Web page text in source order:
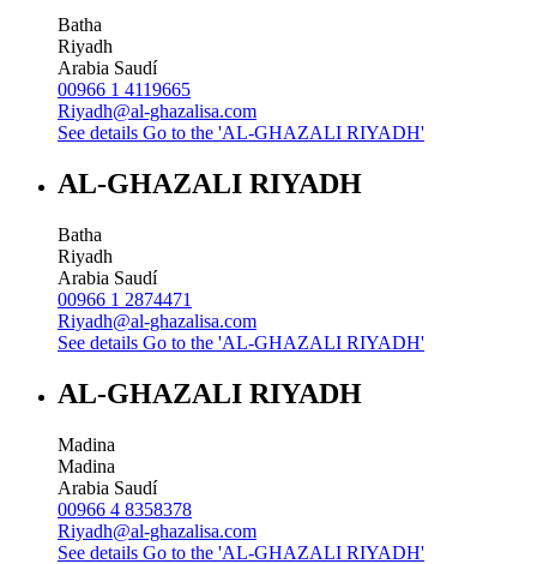
Batha
Riyadh
Arabia Saudí
00966 1 4119665
Riyadh@al-ghazalisa.com
See details Go to the 'AL-GHAZALI RIYADH'
AL-GHAZALI RIYADH
Batha
Riyadh
Arabia Saudí
00966 1 2874471
Riyadh@al-ghazalisa.com
See details Go to the 'AL-GHAZALI RIYADH'
AL-GHAZALI RIYADH
Madina
Madina
Arabia Saudí
00966 4 8358378
Riyadh@al-ghazalisa.com
See details Go to the 'AL-GHAZALI RIYADH'